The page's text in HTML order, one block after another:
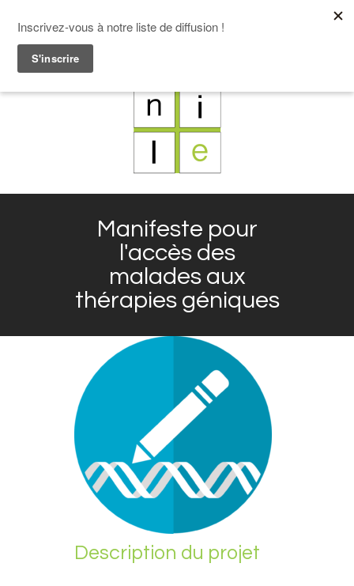
F L X I
Manifeste pour
l'accès des
malades aux
thérapies géniques
Description du projet